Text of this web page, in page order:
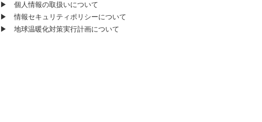
▶ 個人情報の取扱いについて
▶情報セキュリティポリシーについて
▶ 地球温暖化対策実行計画について